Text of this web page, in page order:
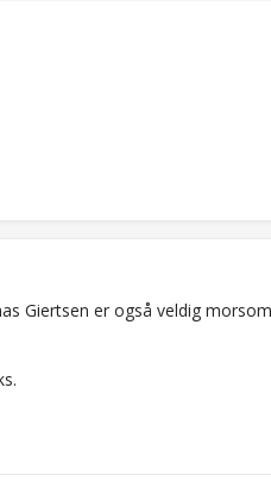
Giertsen er også veldig morsom